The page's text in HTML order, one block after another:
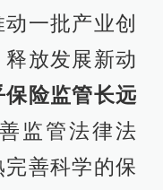
一批产业创
放发展新动
险监管长远
监管法律法
善科学的保